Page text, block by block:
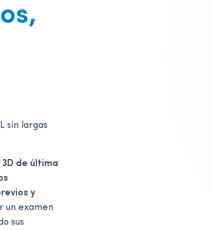
sin largas
de última
y
un examen
sus